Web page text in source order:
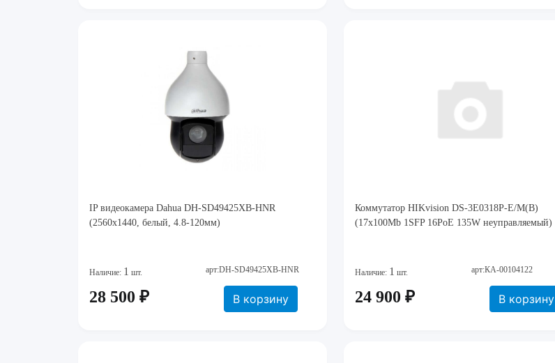
IP видеокамера Dahua DH-SD49425XB-HNR
(2560х1440, белый, 4.8-120мм)
Наличие: 1 шт. арт:DH-SD49425XB-HNR
28 500 ₽ В корзину
Коммутатор HIKvision DS-3E0318P-E/M(B)
(17x100Mb 1SFP 16PoE 135W неуправляемый)
Наличие: 1 шт. арт:КА-00104122
24 900 ₽ В корзину